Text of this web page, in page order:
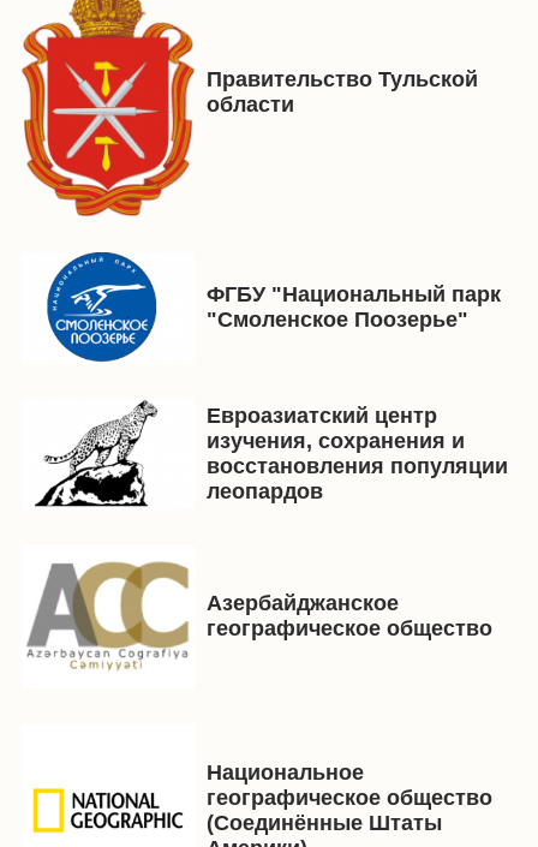
Правительство Тульской
области
ФГБУ "Национальный парк
"Смоленское Поозерье"
Евроазиатский центр
изучения, сохранения и
восстановления популяции
леопардов
Азербайджанское
географическое общество
Национальное
географическое общество
(Соединённые Штаты